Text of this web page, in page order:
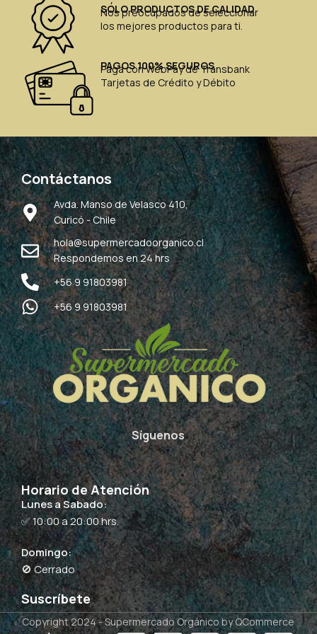
SÓLO PRODUCTOS DE CALIDAD
Nos preocupados de seleccionar
los mejores productos para ti.
PAGOS 100% SEGUROS
Paga con WebPay de Transbank
Tarjetas de Crédito y Débito
Contáctanos
Avda. Manso de Velasco 410,
Curicó - Chile
hola@supermercadoorganico.cl
Respondemos en 24 hrs
+56 9 91803981
+56 9 91803981
Síguenos
Horario de Atención
Lunes a Sabado:
✅ 10:00 a 20:00 hrs.
Domingo:
🚫 Cerrado
Suscríbete
Copyright 2024 -Supermercado Orgánico by QCommerce